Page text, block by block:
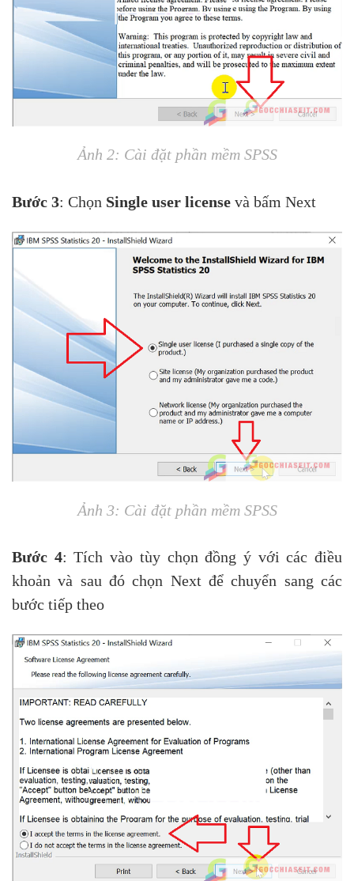
Ảnh 2: Cài đặt phần mềm SPSS
Bước 3: Chọn Single user license và bấm Next
Ảnh 3: Cài đặt phần mềm SPSS
Bước 4: Tích vào tùy chọn đồng ý với các điều
khoản và sau đó chọn Next để chuyển sang các
bước tiếp theo